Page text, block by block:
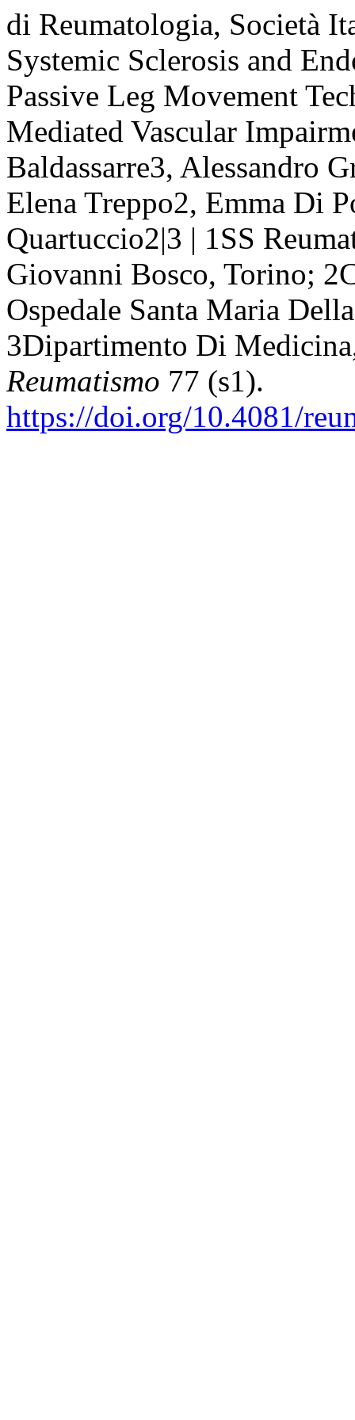
di Reumatologia, Società
Systemic Sclerosis and
Passive Leg Movement
Mediated Vascular
Baldassarre3, Alessandro
Elena Treppo2, Emma Di
Quartuccio2|3 | 1SS
Giovanni Bosco, Torino;
Ospedale Santa Maria
3Dipartimento Di
Reumatismo 77 (s1).
https://doi.org/10.4081/